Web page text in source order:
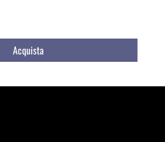
Acquista